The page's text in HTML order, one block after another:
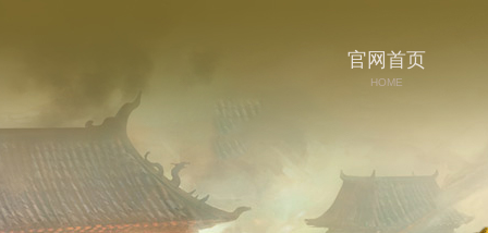
官网首页
HOME